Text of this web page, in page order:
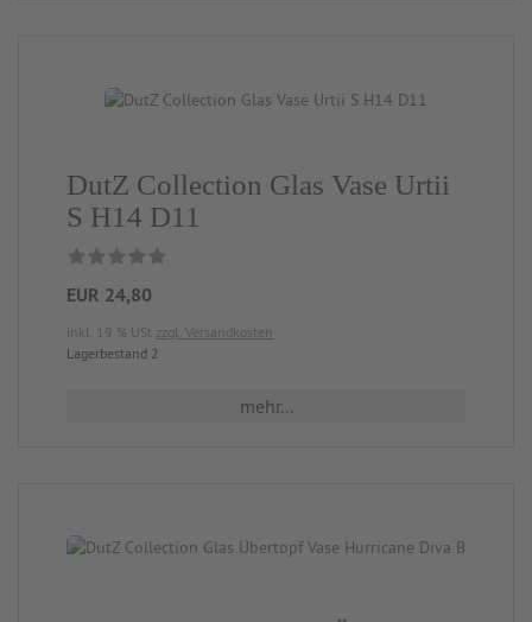
DutZ Collection Glas Vase Urtii
S H14 D11
EUR 24,80
inkl. 19 % USt zzgl. Versandkosten
Lagerbestand 2
mehr...